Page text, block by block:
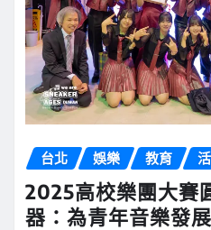
台北 娛樂 教育
2025高校樂團大賽
器：為青年音樂發